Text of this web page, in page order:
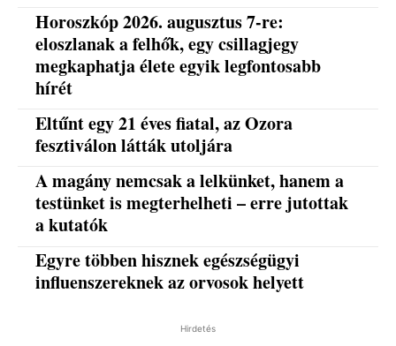
Horoszkóp 2026. augusztus 7-re:
eloszlanak a felhők, egy csillagjegy
megkaphatja élete egyik legfontosabb
hírét
Eltűnt egy 21 éves fiatal, az Ozora
fesztiválon látták utoljára
A magány nemcsak a lelkünket, hanem a
testünket is megterhelheti – erre jutottak
a kutatók
Egyre többen hisznek egészségügyi
influenszereknek az orvosok helyett
Hirdetés